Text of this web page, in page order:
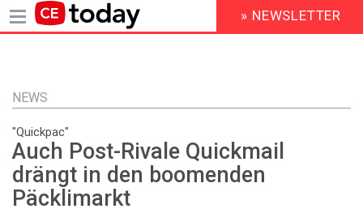
Inhalt
HEADER
MENU
» NEWSLETTER
NEWS
"Quickpac"
Auch Post-Rivale Quickmail
drängt in den boomenden
Päcklimarkt